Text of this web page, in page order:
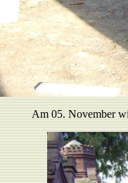
Am 05. November